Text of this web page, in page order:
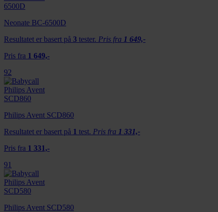
Neonate BC-6500D
Resultatet er basert på 3 tester. Pris fra 1 649,-
Pris fra 1 649,-
92
Philips Avent SCD860
Resultatet er basert på 1 test. Pris fra 1 331,-
Pris fra 1 331,-
91
Philips Avent SCD580